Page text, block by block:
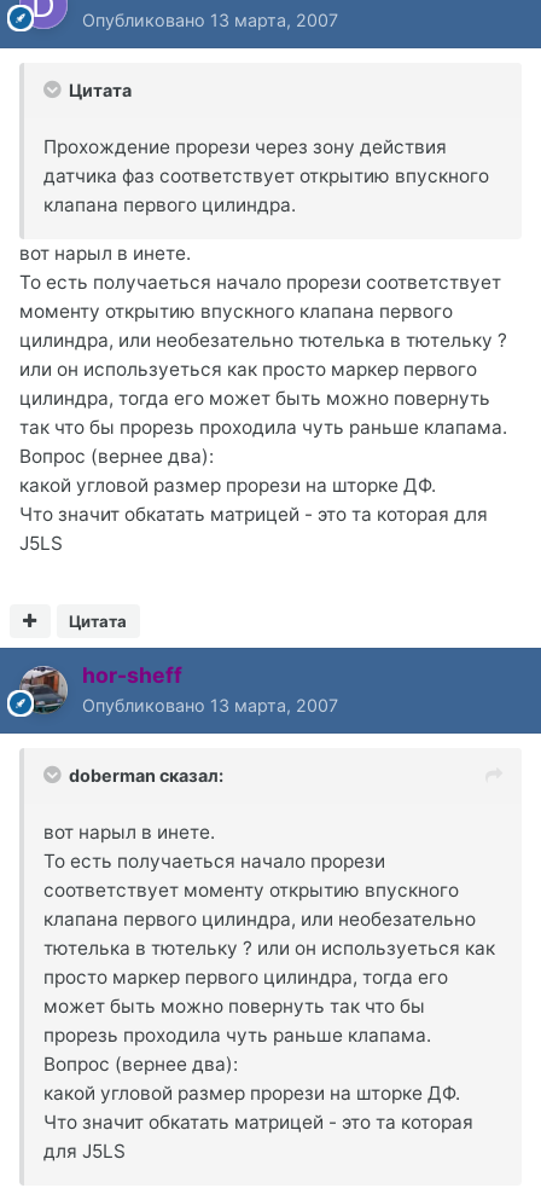
Опубликовано 13 марта, 2007
Цитата
Прохождение прорези через зону действия
датчика фаз соответствует открытию впускного
клапана первого цилиндра.
вот нарыл в инете.
То есть получаеться начало прорези соответствует
моменту открытию впускного клапана первого
цилиндра, или необезательно тютелька в тютельку ?
или он используеться как просто маркер первого
цилиндра, тогда его может быть можно повернуть
так что бы прорезь проходила чуть раньше клапама.
Вопрос (вернее два):
какой угловой размер прорези на шторке ДФ.
Что значит обкатать матрицей - это та которая для
J5LS
Цитата
hor-sheff
Опубликовано 13 марта, 2007
doberman сказал:
вот нарыл в инете.
То есть получаеться начало прорези
соответствует моменту открытию впускного
клапана первого цилиндра, или необезательно
тютелька в тютельку ? или он используеться как
просто маркер первого цилиндра, тогда его
может быть можно повернуть так что бы
прорезь проходила чуть раньше клапама.
Вопрос (вернее два):
какой угловой размер прорези на шторке ДФ.
Что значит обкатать матрицей - это та которая
для J5LS